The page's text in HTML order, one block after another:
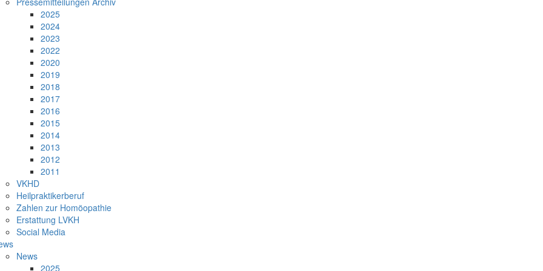
2025
2024
2023
2022
2020
2019
2018
2017
2016
2015
2014
2013
2012
2011
VKHD
Heilpraktikerberuf
Zahlen zur Homöopathie
Erstattung LVKH
Social Media
News
2025